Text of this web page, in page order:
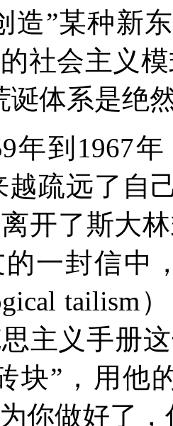
造”某种新
社会主义
诞体系是绝
年到 1967年
越疏远了自
开了斯大
一封信中
tailism
主义手册
块” ，用他
你做好了